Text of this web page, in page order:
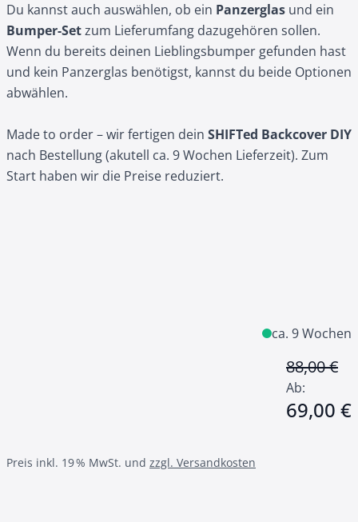
Du kannst auch auswählen, ob ein Panzerglas und ein
Bumper-Setzum Lieferumfang dazugehören sollen.
Wenn du bereits deinen Lieblingsbumper gefunden hast
und kein Panzerglas benötigst, kannst du beide Optionen
abwählen.
Made to order – wir fertigen dein SHIFTed Backcover DIY
nach Bestellung (akutell ca. 9 Wochen Lieferzeit). Zum
Start haben wir die Preise reduziert.
ca. 9 Wochen
88,00 €
Ab:
69,00 €
Preis inkl. 19 % MwSt. und zzgl. Versandkosten